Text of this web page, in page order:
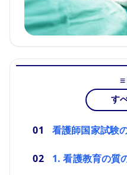
す
看護師国家試験
1. 看護教育の質